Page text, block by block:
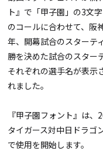
ト』で「甲子園」の3文
のコールに合わせて、阪
年、開幕試合のスターテ
勝を決めた試合のスター
それぞれの選手名が表示
れました。
『甲子園フォント』は
タイガース対中日ドラゴ
で使用を開始します。